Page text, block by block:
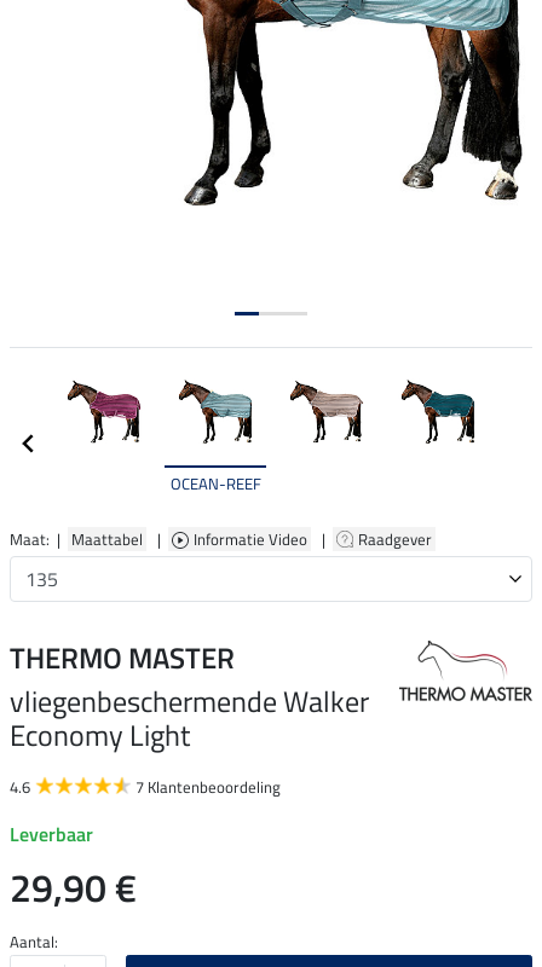
OCEAN-REEF
Maat: | Maattabel | Informatie Video | Raadgever
THERMO MASTER
vliegenbeschermende Walker
Economy Light
4.6 7 Klantenbeoordeling
Leverbaar
29,90 €
Aantal: